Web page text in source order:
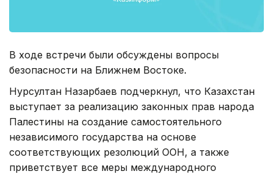
В ходе встречи были обсуждены вопросы
безопасности на Ближнем Востоке.
Нурсултан Назарбаев подчеркнул, что Казахстан
выступает за реализацию законных прав народа
Палестины на создание самостоятельного
независимого государства на основе
соответствующих резолюций ООН, а также
приветствует все меры международного